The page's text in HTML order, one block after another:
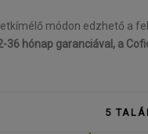
módon edzhető a
36 hónap garanciával, a
rehabilitációs
5